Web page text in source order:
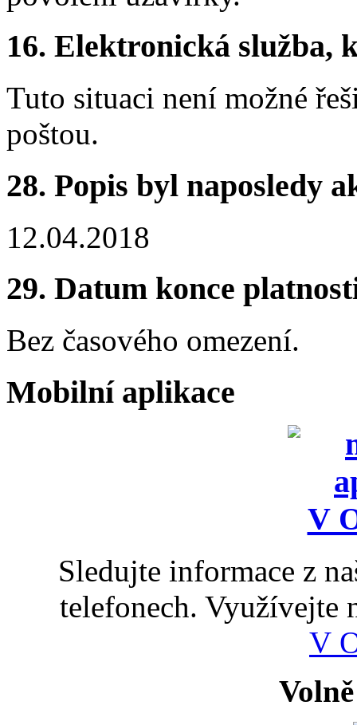
16. Elektronická služba,
Tuto situaci není možné
poštou.
28. Popis byl naposledy
12.04.2018
29. Datum konce
Bez časového omezení.
Mobilní aplikace
Sledujte informace z
telefonech. Využívejte
V